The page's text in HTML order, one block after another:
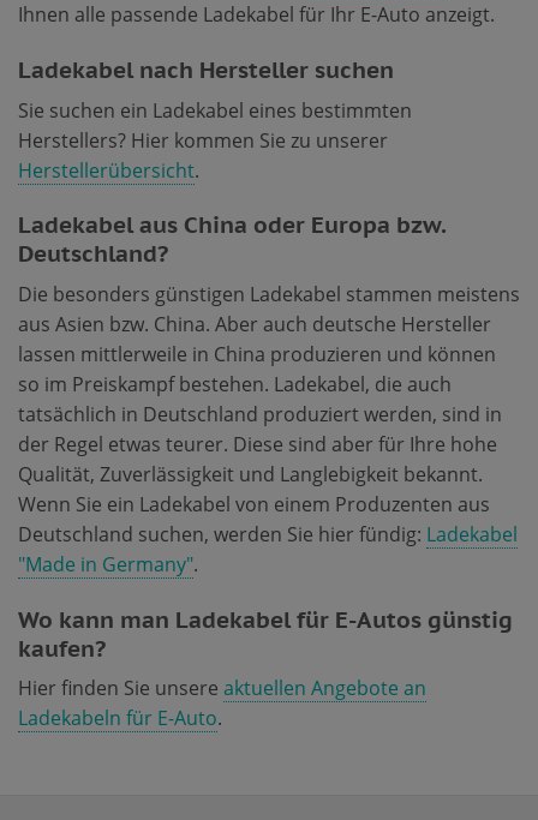
Ihnen alle passende Ladekabel für Ihr E-Auto anzeigt.
Ladekabel nach Hersteller suchen
Sie suchen ein Ladekabel eines bestimmten
Herstellers? Hier kommen Sie zu unserer
Herstellerübersicht.
Ladekabel aus China oder Europa bzw.
Deutschland?
Die besonders günstigen Ladekabel stammen meistens
aus Asien bzw. China. Aber auch deutsche Hersteller
lassen mittlerweile in China produzieren und können
so im Preiskampf bestehen. Ladekabel, die auch
tatsächlich in Deutschland produziert werden, sind in
der Regel etwas teurer. Diese sind aber für Ihre hohe
Qualität, Zuverlässigkeit und Langlebigkeit bekannt.
Wenn Sie ein Ladekabel von einem Produzenten aus
Deutschland suchen, werden Sie hier fündig: Ladekabel
"Made in Germany".
Wo kann man Ladekabel für E-Autos günstig
kaufen?
Hier finden Sie unsere aktuellen Angebote an
Ladekabeln für E-Auto.